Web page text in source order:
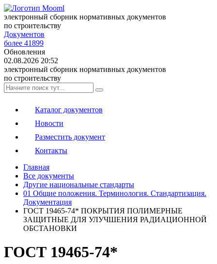
электронный сборник нормативных документов
по строительству
Документов
более 41899
Обновления
02.08.2026 20:52
электронный сборник нормативных документов
по строительству
Каталог документов
Новости
Разместить документ
Контакты
Главная
Все документы
Другие национальные стандарты
01 Общие положения. Терминология. Стандартизация.
Документация
ГОСТ 19465-74* ПОКРЫТИЯ ПОЛИМЕРНЫЕ
ЗАЩИТНЫЕ ДЛЯ УЛУЧШЕНИЯ РАДИАЦИОННОЙ
ОБСТАНОВКИ
ГОСТ 19465-74*